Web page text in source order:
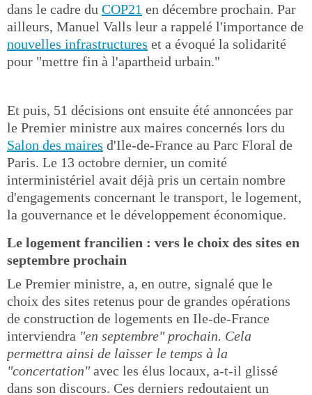
dans le cadre du COP21 en décembre prochain. Par
ailleurs, Manuel Valls leur a rappelé l'importance de
nouvelles infrastructures et a évoqué la solidarité
pour "mettre fin à l'apartheid urbain."
Et puis, 51 décisions ont ensuite été annoncées par
le Premier ministre aux maires concernés lors du
Salon des maires d'Ile-de-France au Parc Floral de
Paris. Le 13 octobre dernier, un comité
interministériel avait déjà pris un certain nombre
d'engagements concernant le transport, le logement,
la gouvernance et le développement économique.
Le logement francilien : vers le choix des sites en
septembre prochain
Le Premier ministre, a, en outre, signalé que le
choix des sites retenus pour de grandes opérations
de construction de logements en Ile-de-France
interviendra "en septembre" prochain. Cela
permettra ainsi de laisser le temps à la
"concertation"avec les élus locaux, a-t-il glissé
dans son discours. Ces derniers redoutaient un